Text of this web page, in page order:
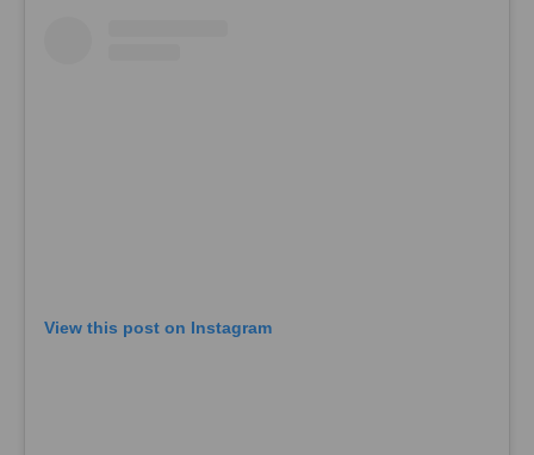
View this post on Instagram